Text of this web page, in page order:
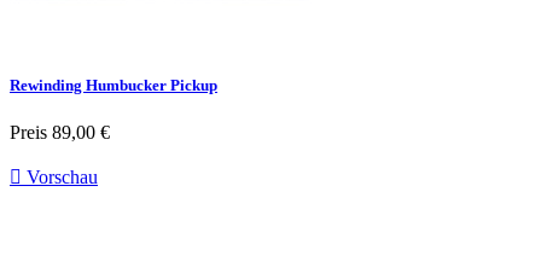
Rewinding Humbucker Pickup
Preis 89,00 €
 Vorschau